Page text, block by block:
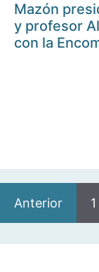
Mazón
y profesor
con la
Anterior 1